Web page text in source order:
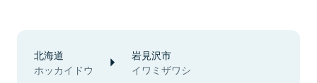
北海道
ホッカイドウ
岩見沢市
イワミザワシ